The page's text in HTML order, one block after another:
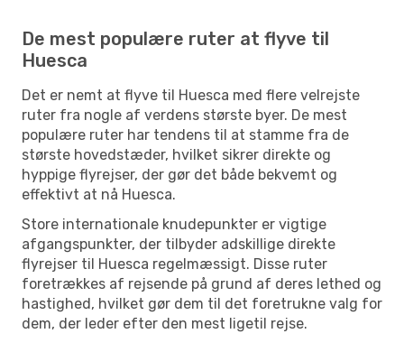
De mest populære ruter at flyve til
Huesca
Det er nemt at flyve til Huesca med flere velrejste
ruter fra nogle af verdens største byer. De mest
populære ruter har tendens til at stamme fra de
største hovedstæder, hvilket sikrer direkte og
hyppige flyrejser, der gør det både bekvemt og
effektivt at nå Huesca.
Store internationale knudepunkter er vigtige
afgangspunkter, der tilbyder adskillige direkte
flyrejser til Huesca regelmæssigt. Disse ruter
foretrækkes af rejsende på grund af deres lethed og
hastighed, hvilket gør dem til det foretrukne valg for
dem, der leder efter den mest ligetil rejse.